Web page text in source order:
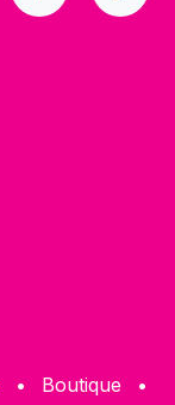
• ​Boutique
•